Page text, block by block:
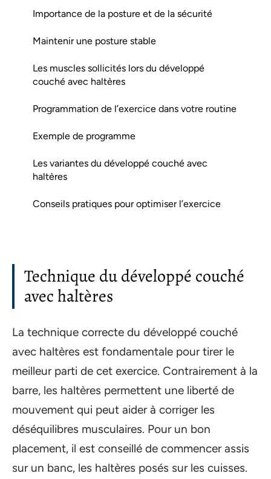
Importance de la posture et de la sécurité
Maintenir une posture stable
Les muscles sollicités lors du développé
couché avec haltères
Programmation de l’exercice dans votre routine
Exemple de programme
Les variantes du développé couché avec
haltères
Conseils pratiques pour optimiser l’exercice
Technique du développé couché
avec haltères
La technique correcte du développé couché
avec haltères est fondamentale pour tirer le
meilleur parti de cet exercice. Contrairement à la
barre, les haltères permettent une liberté de
mouvement qui peut aider à corriger les
déséquilibres musculaires. Pour un bon
placement, il est conseillé de commencer assis
sur un banc, les haltères posés sur les cuisses.